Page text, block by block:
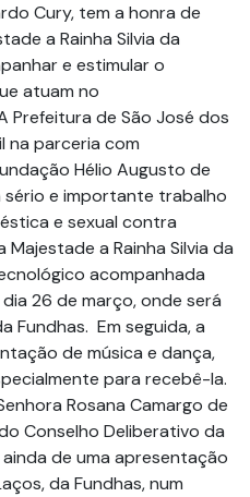
Cury, tem a honra de
a Rainha Silvia da
e estimular o
atuam no
Prefeitura de São José dos
na parceria com
Hélio Augusto de
sério e importante trabalho
e sexual contra
a Rainha Silvia da
acompanhada
26 de março, onde será
Fundhas. Em seguida, a
de música e dança,
para recebê-la.
Rosana Camargo de
Conselho Deliberativo da
de uma apresentação
da Fundhas, num